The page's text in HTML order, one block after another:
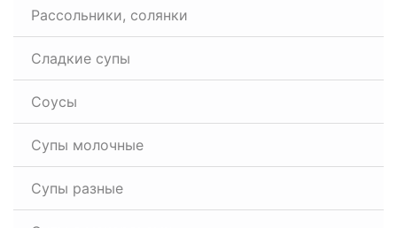
Рассольники, солянки
Сладкие супы
Соусы
Супы молочные
Супы разные